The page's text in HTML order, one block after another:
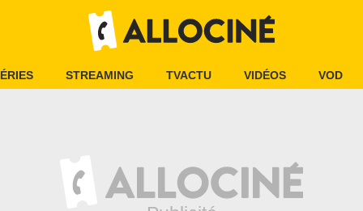
STREAMING TVACTU VIDÉOS VOD